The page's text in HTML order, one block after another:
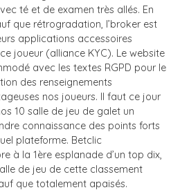
té et de examen très allés. En
que rétrogradation, l’broker est
applications accessoires
joueur (alliance KYC). Le website
avec les textes RGPD pour le
des renseignements
nos joueurs. Il faut ce jour
10 salle de jeu de galet un
connaissance des points forts
plateforme. Betclic
à la 1ère esplanade d’un top dix,
de jeu de cette classement
que totalement apaisés.